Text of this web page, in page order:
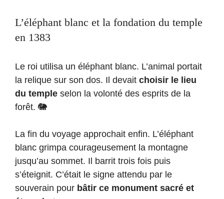
L’éléphant blanc et la fondation du temple
en 1383
Le roi utilisa un éléphant blanc. L’animal portait
la relique sur son dos. Il devait choisir le lieu
du temple selon la volonté des esprits de la
forêt. 🐘
La fin du voyage approchait enfin. L’éléphant
blanc grimpa courageusement la montagne
jusqu’au sommet. Il barrit trois fois puis
s’éteignit. C’était le signe attendu par le
souverain pour bâtir ce monument sacré et